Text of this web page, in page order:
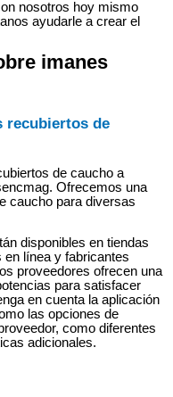
nosotros hoy mismo
ayudarle a crear el
imanes
recubiertos de
de caucho a
Ofrecemos una
caucho para diversas
disponibles en tiendas
línea y fabricantes
proveedores ofrecen una
para satisfacer
en cuenta la aplicación
las opciones de
como diferentes
adicionales.